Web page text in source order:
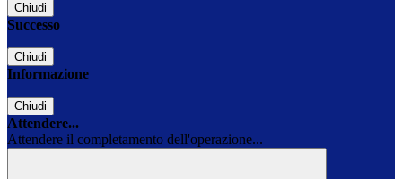
Chiudi
Successo
Chiudi
Informazione
Chiudi
Attendere...
Attendere il completamento dell'operazione...